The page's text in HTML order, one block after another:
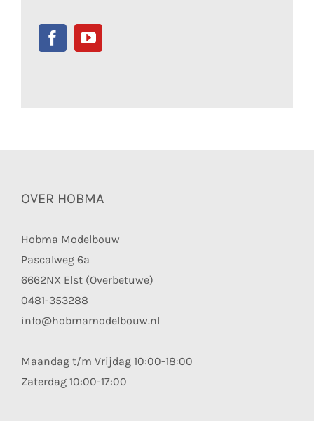
OVER HOBMA
Hobma Modelbouw
Pascalweg 6a
6662NX Elst (Overbetuwe)
0481-353288
info@hobmamodelbouw.nl
Maandag t/m Vrijdag 10:00-18:00
Zaterdag 10:00-17:00